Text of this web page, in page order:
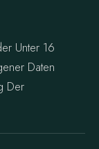
Unter 16
Daten
Der